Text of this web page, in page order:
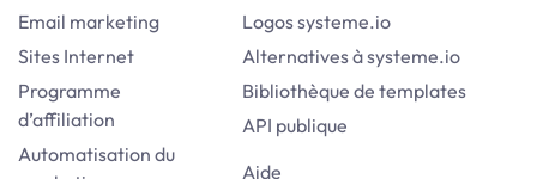
Email marketing
Sites Internet
Programme
d’affiliation
Automatisation du
Logos systeme.io
Alternatives à systeme.io
Bibliothèque de templates
API publique
Aide